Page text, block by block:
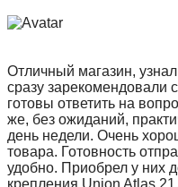
Отличный магазин,
сразу зарекомендовали
готовы ответить на
же, без ожиданий,
день недели. Очень
товара. Готовность
удобно. Приобрел у них